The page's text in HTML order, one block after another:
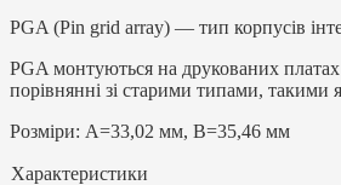
PGA (Pin grid array) — тип корпусів
PGA монтуються на друкованих
порівнянні зі старими типами, такими
Розміри: А=33,02 мм, В=35,46 мм
Характеристики